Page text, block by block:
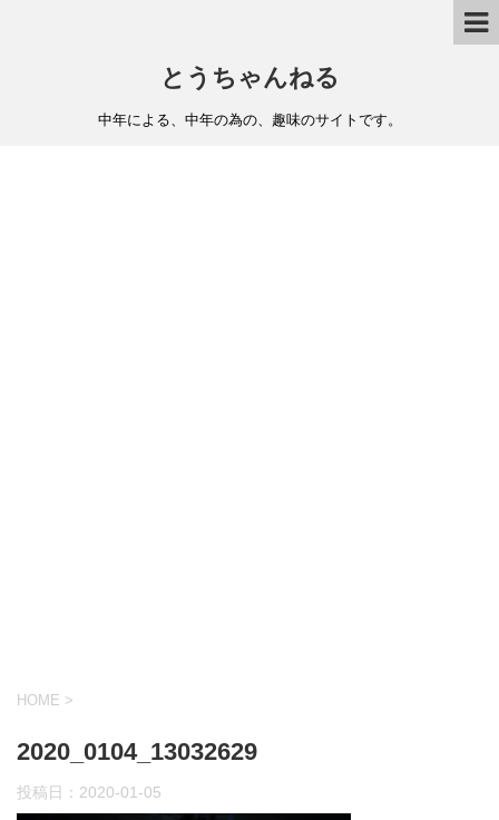
とうちゃんねる
中年による、中年の為の、趣味のサイトです。
HOME >
2020_0104_13032629
投稿日： 2020-01-05